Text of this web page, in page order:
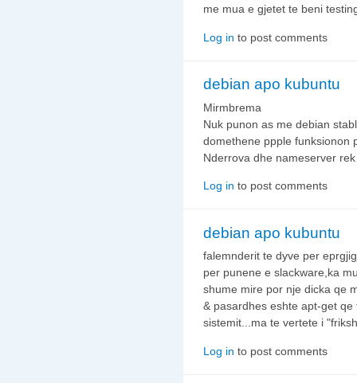
me mua e gjetet te beni
Log in to post comments
debian apo kubuntu
Mirmbrema
Nuk punon as me debian
domethene ppple funksionon
Nderrova dhe nameserver
Log in to post comments
debian apo kubuntu
falemnderit te dyve per
per punene e slackware,ka
shume mire por nje dicka qe
& pasardhes eshte apt-get
sistemit...ma te vertete i
Log in to post comments